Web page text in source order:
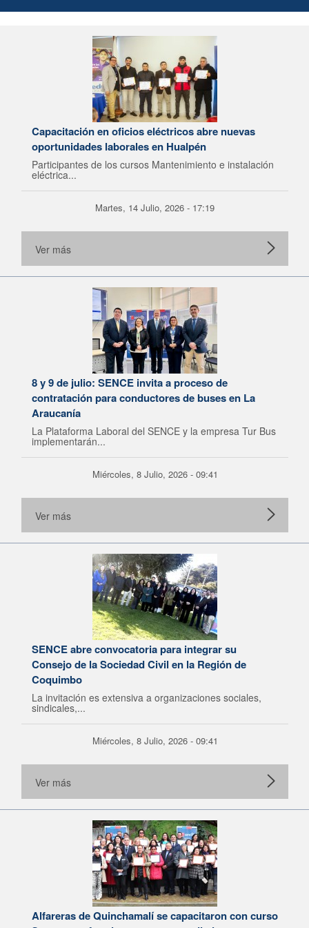
Capacitación en oficios eléctricos abre nuevas
oportunidades laborales en Hualpén
Participantes de los cursos Mantenimiento e instalación
eléctrica...
Martes, 14 Julio, 2026 - 17:19
Ver más
8 y 9 de julio: SENCE invita a proceso de
contratación para conductores de buses en La
Araucanía
La Plataforma Laboral del SENCE y la empresa Tur Bus
implementarán...
Miércoles, 8 Julio, 2026 - 09:41
Ver más
SENCE abre convocatoria para integrar su
Consejo de la Sociedad Civil en la Región de
Coquimbo
La invitación es extensiva a organizaciones sociales,
sindicales,...
Miércoles, 8 Julio, 2026 - 09:41
Ver más
Alfareras de Quinchamalí se capacitaron con curso